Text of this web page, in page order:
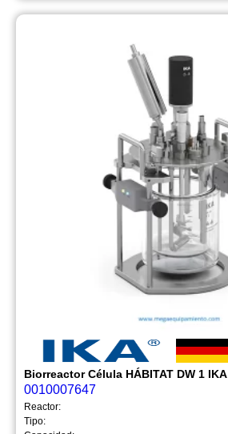
Biorreactor Célula HÁBITAT DW 1 IKA
0010007647
Reactor:
Tipo: